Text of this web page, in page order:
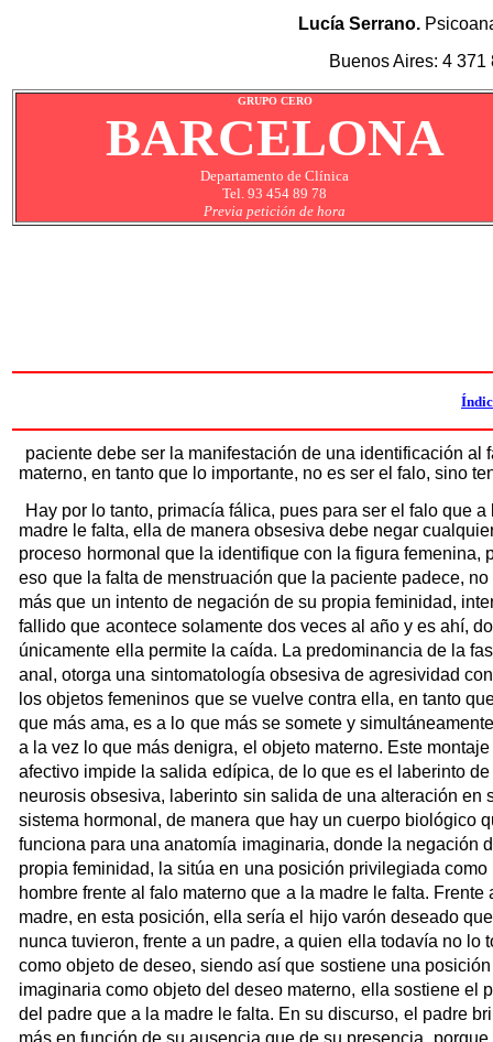
Lucía Serrano.
Buenos Aires: 4 371
GRUPO CERO
BARCELONA
Departamento de Clínica
Tel. 93 454 89 78
Previa petición de hora
paciente debe ser la manifestación de una identificación al
materno, en tanto que lo importante, no es ser el falo, sino
Hay por lo tanto, primacía fálica, pues para ser el falo que a
madre le falta, ella de manera obsesiva debe negar
proceso hormonal que la identifique con la figura femenina,
eso que la falta de menstruación que la paciente padece, no
más que un intento de negación de su propia feminidad,
fallido que acontece solamente dos veces al año y es ahí,
únicamente ella permite la caída. La predominancia de la
anal, otorga una sintomatología obsesiva de agresividad
los objetos femeninos que se vuelve contra ella, en tanto
que más ama, es a lo que más se somete y
a la vez lo que más denigra, el objeto materno. Este montaje
afectivo impide la salida edípica, de lo que es el laberinto de
neurosis obsesiva, laberinto sin salida de una alteración en
sistema hormonal, de manera que hay un cuerpo biológico
funciona para una anatomía imaginaria, donde la negación
propia feminidad, la sitúa en una posición privilegiada como
hombre frente al falo materno que a la madre le falta. Frente
madre, en esta posición, ella sería el
hijo varón deseado que
nunca tuvieron, frente a un padre, a quien ella todavía no lo
como objeto de deseo, siendo así que sostiene una posición
imaginaria como objeto del deseo materno, ella sostiene el
del padre que a la madre le falta. En su discurso, el padre
más en función de su ausencia que de su presencia, porque